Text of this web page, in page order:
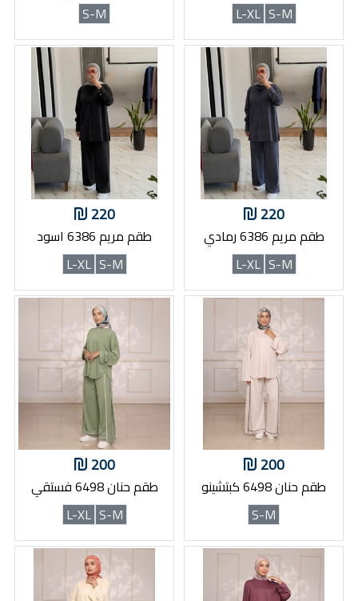
S-M
L-XL
S-M
220
طقم مريم 6386 رمادي
S-M
L-XL
220
طقم مريم 6386 اسود
S-M
L-XL
200
طقم حنان 6498 كبتشينو
S-M
200
طقم حنان 6498 فستقي
S-M
L-XL